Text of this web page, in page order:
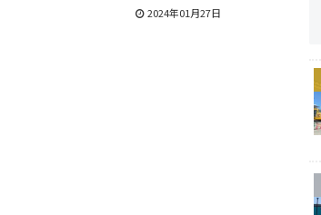
2024年01月27日